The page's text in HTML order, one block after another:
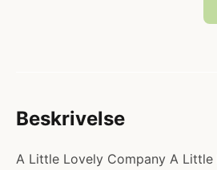
Beskrivelse
A Little Lovely Company A